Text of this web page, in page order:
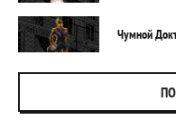
Чумной